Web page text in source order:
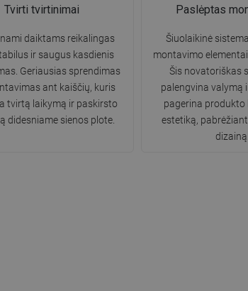
Tvirti tvirtinimai
daiktams reikalingas
ir saugus kasdienis
Geriausias sprendimas
ant kaiščių, kuris
tvirtą laikymą ir paskirsto
didesniame sienos plote.
Paslėptas
Šiuolaikinė
montavimo
Šis novatoriškas
palengvina valymą
pagerina produkto
estetiką,
dizainą.